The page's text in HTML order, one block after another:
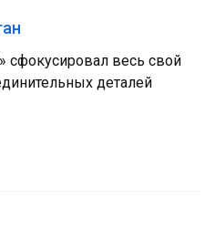
сфокусировал весь свой
деталей